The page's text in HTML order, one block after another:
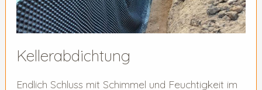
Kellerabdichtung
Endlich Schluss mit Schimmel und Feuchtigkeit im